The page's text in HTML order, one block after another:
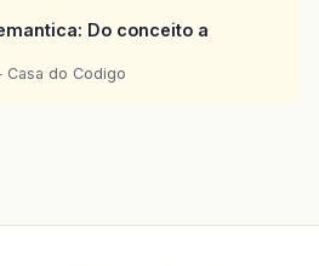
Do conceito a
Casa do Codigo